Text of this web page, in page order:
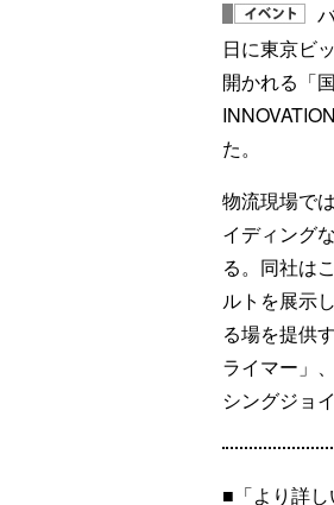
日に東京ビ
開かれる「
た。
物流現場で
イディング
る。同社は
ルトを展示
る場を提供
ライマー」
シングジョ
■「より詳